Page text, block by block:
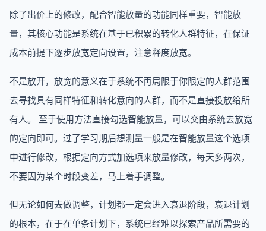
除了出价上的修改，配合智能放量的功能同样重要，智能放
量，其核心功能是系统在基于已积累的转化人群特征，在保证
成本前提下逐步放宽定向设置，注意释度放宽。
不是放开，放宽的意义在于系统不再局限于你限定的人群范围
去寻找具有同样特征和转化意向的人群，而不是直接投放给所
有人。 至于使用方法直接勾选智能放量，可以交由系统去放宽
的定向即可。过了学习期后想测量一般是在智能放量这个选项
中进行修改，根据定向方式加选项来放量修改，每天多两次，
不要因为某个时段变差，马上着手调整。
但无论如何去做调整，计划都一定会进入衰退阶段，衰退计划
的根本，在于在单条计划下，系统已经难以探索产品所需要的